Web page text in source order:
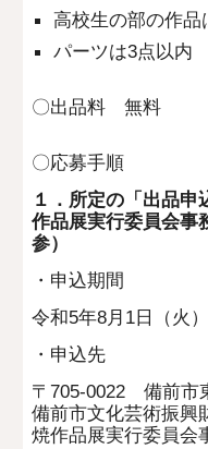
高校生の部の作
パーツは3点以内
〇出品料 無料
〇応募手順
１．所定の「出品
作品展実行委員会事
参）
・申込期間
令和5年8月1日（火
・申込先
〒705-0022 備前市
備前市文化芸術振
焼作品展実行委員会